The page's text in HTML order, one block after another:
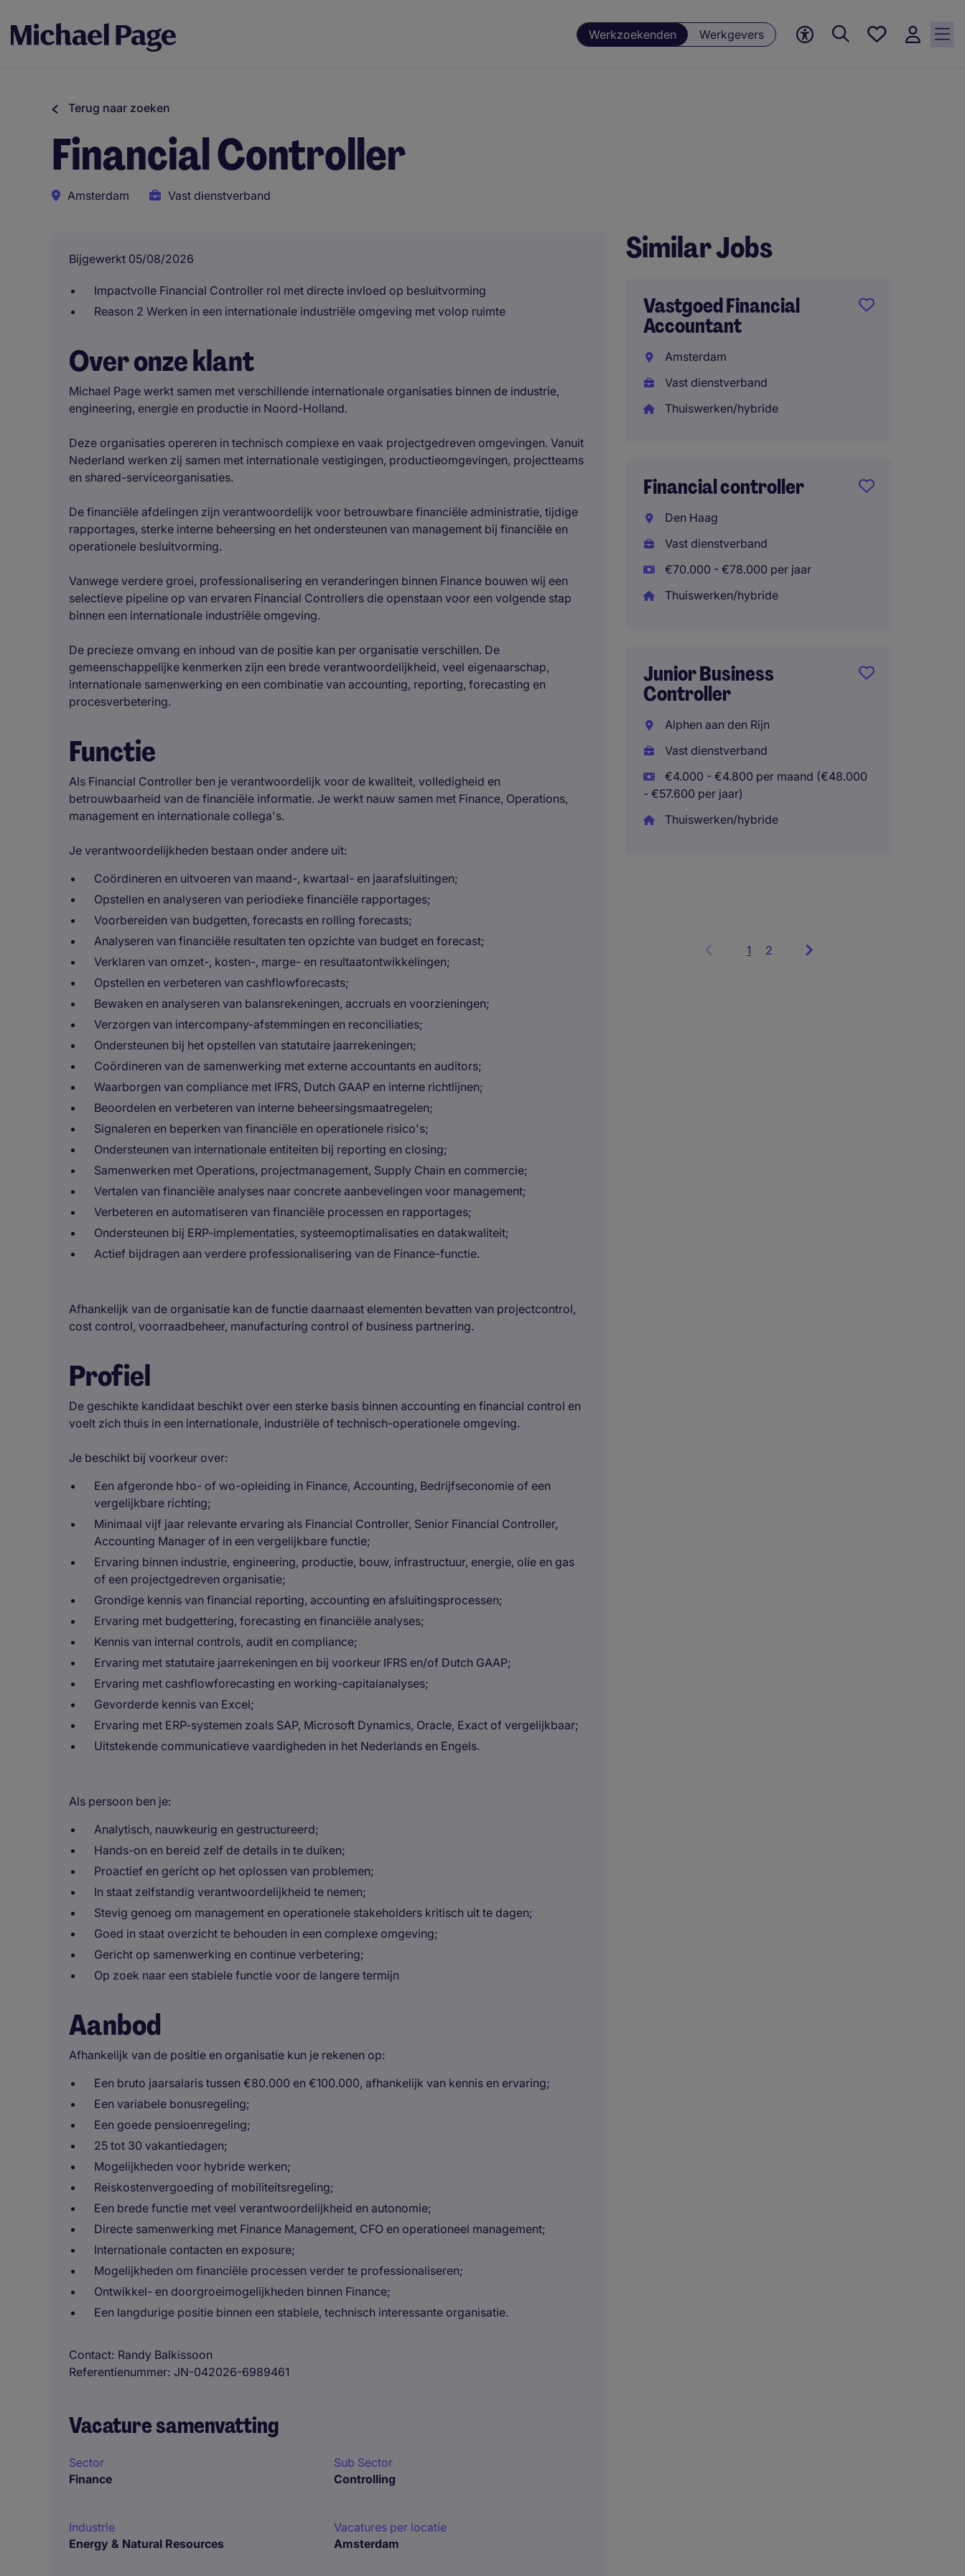
Werkzoekenden Werkgevers
Favorieten,
Terug naar zoeken
Financial Controller
Amsterdam Vast dienstverband
Bijgewerkt 05/08/2026
Impactvolle Financial Controller rol met directe invloed op besluitvorming
Reason 2 Werken in een internationale industriële omgeving met volop ruimte
Over onze klant
Michael Page werkt samen met verschillende internationale organisaties binnen de industrie,
engineering, energie en productie in Noord-Holland.
Deze organisaties opereren in technisch complexe en vaak projectgedreven omgevingen. Vanuit
Nederland werken zij samen met internationale vestigingen, productieomgevingen, projectteams
en shared-serviceorganisaties.
De financiële afdelingen zijn verantwoordelijk voor betrouwbare financiële administratie, tijdige
rapportages, sterke interne beheersing en het ondersteunen van management bij financiële en
operationele besluitvorming.
Vanwege verdere groei, professionalisering en veranderingen binnen Finance bouwen wij een
selectieve pipeline op van ervaren Financial Controllers die openstaan voor een volgende stap
binnen een internationale industriële omgeving.
De precieze omvang en inhoud van de positie kan per organisatie verschillen. De
gemeenschappelijke kenmerken zijn een brede verantwoordelijkheid, veel eigenaarschap,
internationale samenwerking en een combinatie van accounting, reporting, forecasting en
procesverbetering.
Functie
Als Financial Controller ben je verantwoordelijk voor de kwaliteit, volledigheid en
betrouwbaarheid van de financiële informatie. Je werkt nauw samen met Finance, Operations,
management en internationale collega's.
Je verantwoordelijkheden bestaan onder andere uit:
Coördineren en uitvoeren van maand-, kwartaal- en jaarafsluitingen;
Opstellen en analyseren van periodieke financiële rapportages;
Voorbereiden van budgetten, forecasts en rolling forecasts;
Analyseren van financiële resultaten ten opzichte van budget en forecast;
Verklaren van omzet-, kosten-, marge- en resultaatontwikkelingen;
Opstellen en verbeteren van cashflowforecasts;
Bewaken en analyseren van balansrekeningen, accruals en voorzieningen;
Verzorgen van intercompany-afstemmingen en reconciliaties;
Ondersteunen bij het opstellen van statutaire jaarrekeningen;
Coördineren van de samenwerking met externe accountants en auditors;
Waarborgen van compliance met IFRS, Dutch GAAP en interne richtlijnen;
Beoordelen en verbeteren van interne beheersingsmaatregelen;
Signaleren en beperken van financiële en operationele risico's;
Ondersteunen van internationale entiteiten bij reporting en closing;
Samenwerken met Operations, projectmanagement, Supply Chain en commercie;
Vertalen van financiële analyses naar concrete aanbevelingen voor management;
Verbeteren en automatiseren van financiële processen en rapportages;
Ondersteunen bij ERP-implementaties, systeemoptimalisaties en datakwaliteit;
Actief bijdragen aan verdere professionalisering van de Finance-functie.
Afhankelijk van de organisatie kan de functie daarnaast elementen bevatten van projectcontrol,
cost control, voorraadbeheer, manufacturing control of business partnering.
Profiel
De geschikte kandidaat beschikt over een sterke basis binnen accounting en financial control en
voelt zich thuis in een internationale, industriële of technisch-operationele omgeving.
Je beschikt bij voorkeur over:
Een afgeronde hbo- of wo-opleiding in Finance, Accounting, Bedrijfseconomie of een
vergelijkbare richting;
Minimaal vijf jaar relevante ervaring als Financial Controller, Senior Financial Controller,
Accounting Manager of in een vergelijkbare functie;
Ervaring binnen industrie, engineering, productie, bouw, infrastructuur, energie, olie en gas
of een projectgedreven organisatie;
Grondige kennis van financial reporting, accounting en afsluitingsprocessen;
Ervaring met budgettering, forecasting en financiële analyses;
Kennis van internal controls, audit en compliance;
Ervaring met statutaire jaarrekeningen en bij voorkeur IFRS en/of Dutch GAAP;
Ervaring met cashflowforecasting en working-capitalanalyses;
Gevorderde kennis van Excel;
Ervaring met ERP-systemen zoals SAP, Microsoft Dynamics, Oracle, Exact of vergelijkbaar;
Uitstekende communicatieve vaardigheden in het Nederlands en Engels.
Als persoon ben je:
Analytisch, nauwkeurig en gestructureerd;
Hands-on en bereid zelf de details in te duiken;
Proactief en gericht op het oplossen van problemen;
In staat zelfstandig verantwoordelijkheid te nemen;
Stevig genoeg om management en operationele stakeholders kritisch uit te dagen;
Goed in staat overzicht te behouden in een complexe omgeving;
Gericht op samenwerking en continue verbetering;
Op zoek naar een stabiele functie voor de langere termijn
Aanbod
Afhankelijk van de positie en organisatie kun je rekenen op:
Een bruto jaarsalaris tussen €80.000 en €100.000, afhankelijk van kennis en ervaring;
Een variabele bonusregeling;
Een goede pensioenregeling;
25 tot 30 vakantiedagen;
Mogelijkheden voor hybride werken;
Reiskostenvergoeding of mobiliteitsregeling;
Een brede functie met veel verantwoordelijkheid en autonomie;
Directe samenwerking met Finance Management, CFO en operationeel management;
Internationale contacten en exposure;
Mogelijkheden om financiële processen verder te professionaliseren;
Ontwikkel- en doorgroeimogelijkheden binnen Finance;
Een langdurige positie binnen een stabiele, technisch interessante organisatie.
Contact Randy Balkissoon
Referentienummer JN-042026-6989461
Vacature samenvatting
Sector
Finance
Sub Sector
Controlling
Industrie
Energy & Natural Resources
Vacatures per locatie
Amsterdam
Similar Jobs
Vastgoed Financial
Accountant
Amsterdam
Vast dienstverband
Thuiswerken/hybride
Financial controller
Den Haag
Vast dienstverband
€70.000 - €78.000 per jaar
Thuiswerken/hybride
Junior Business
Controller
Alphen aan den Rijn
Vast dienstverband
€4.000 - €4.800 per maand (€48.000
- €57.600 per jaar)
Thuiswerken/hybride
1 Showing
2